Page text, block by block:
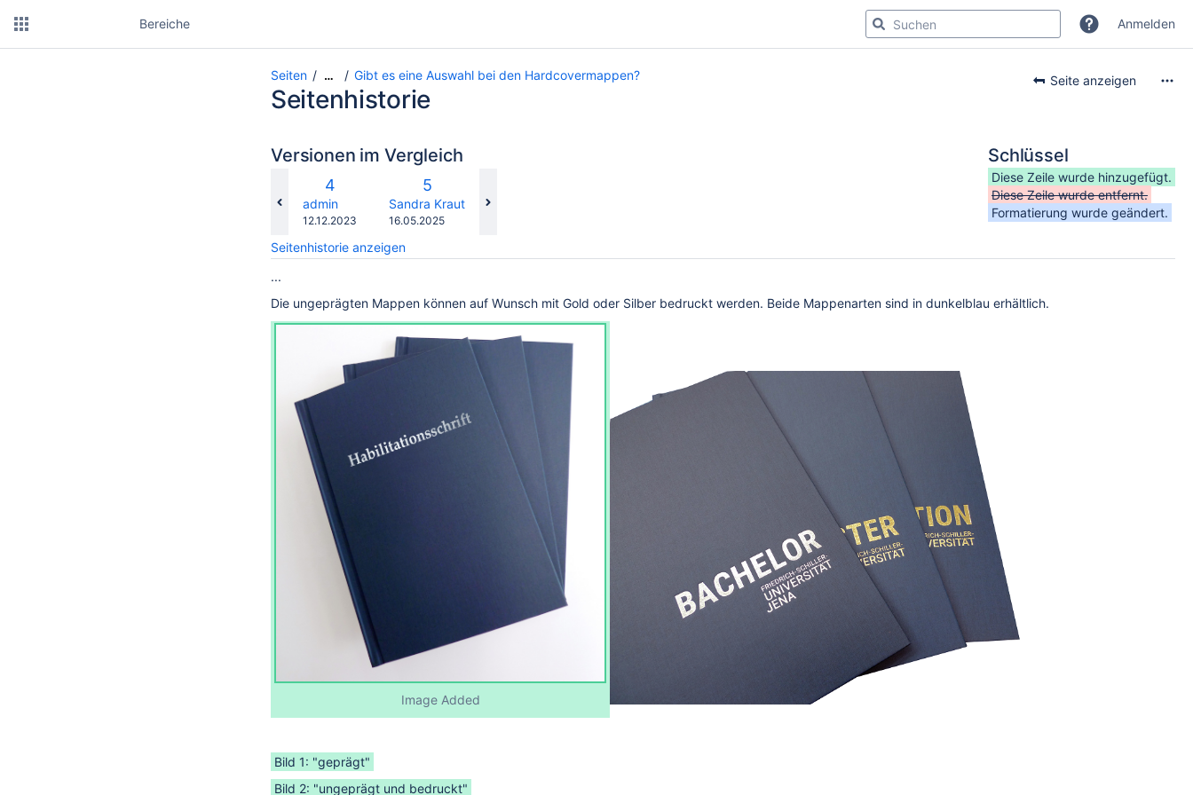
Bereiche Anmelden
Seiten … Gibt es eine Auswahl bei den Hardcovermappen? Seite anzeigen
Seitenhistorie
Versionen im Vergleich
Alte
Version
4
changes.mady.by.user
admin
Gespeichert
12.12.2023
verglichenNeue
Version
5
changes.mady.by.user
Sandra Kraut
Gespeichert
16.05.2025
Seitenhistorie anzeigen
Schlüssel
Diese Zeile wurde hinzugefügt.
Diese Zeile wurde entfernt.
Formatierung wurde geändert.
...
Die ungeprägten Mappen können auf Wunsch mit Gold oder Silber bedruckt werden. Beide Mappenarten sind in dunkelblau erhältlich.
Image Added
Bild 1: "geprägt"
Bild 2: "ungeprägt und bedruckt"